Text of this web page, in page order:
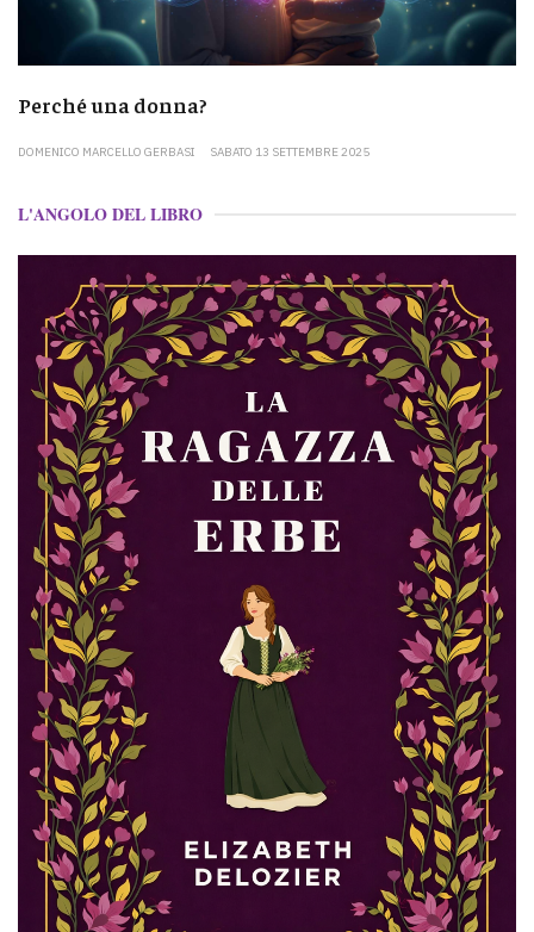
Perché una donna?
DOMENICO MARCELLO GERBASI SABATO 13 SETTEMBRE 2025
L'ANGOLO DEL LIBRO